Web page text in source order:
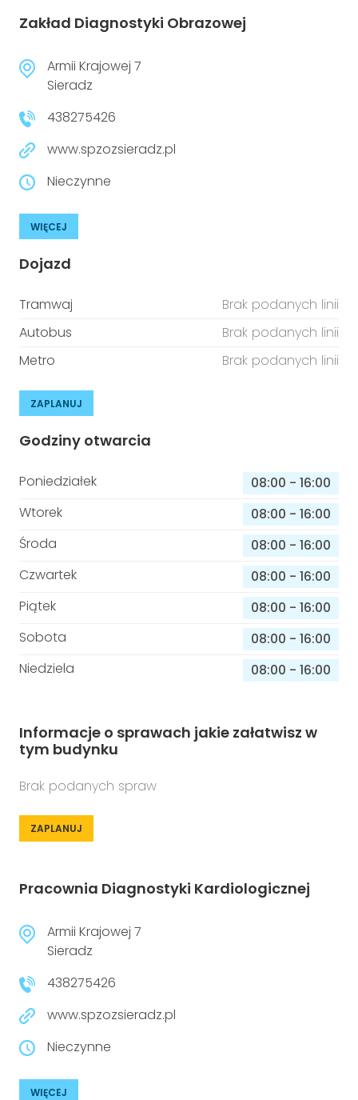
Zakład Diagnostyki Obrazowej
Armii Krajowej 7
Sieradz
438275426
www.spzozsieradz.pl
Nieczynne
WIĘCEJ
Dojazd
Tramwaj
Brak podanych linii
Autobus
Brak podanych linii
Metro
Brak podanych linii
ZAPLANUJ
Godziny otwarcia
Poniedziałek 08:00 - 16:00
Wtorek
08:00 - 16:00
Środa
08:00 - 16:00
Czwartek
08:00 - 16:00
Piątek
08:00 - 16:00
Sobota
08:00 - 16:00
Niedziela
08:00 - 16:00
Informacje o sprawach jakie załatwisz w
tym budynku
Brak podanych spraw
ZAPLANUJ
Pracownia Diagnostyki Kardiologicznej
Armii Krajowej 7
Sieradz
438275426
www.spzozsieradz.pl
Nieczynne
WIĘCEJ